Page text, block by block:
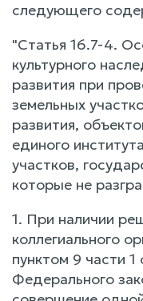
следующего
"Статья 16.7-4.
культурного
развития при
земельных
развития,
единого
участков,
которые не
1. При наличии
коллегиального
пунктом 9 части 1
Федерального